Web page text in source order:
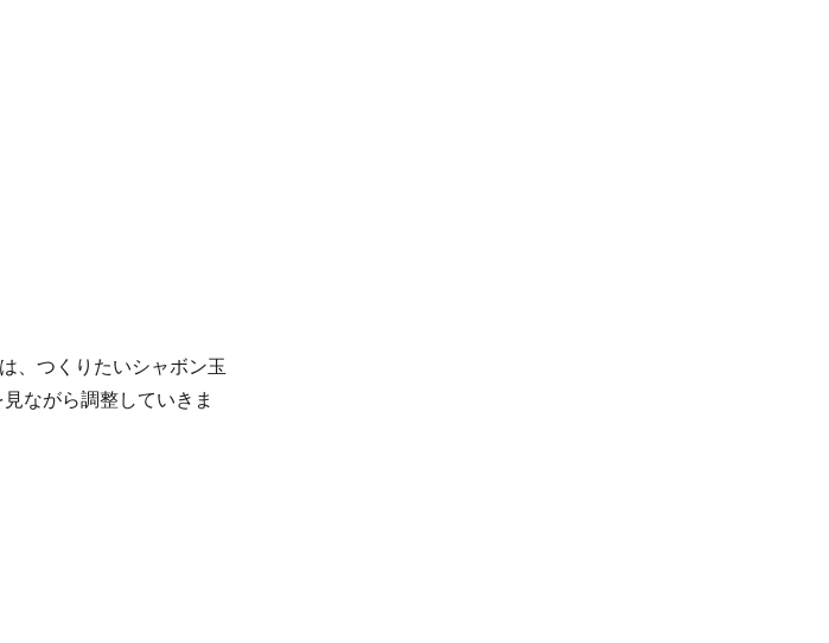
、つくりたいシャボン玉
ながら調整していきま